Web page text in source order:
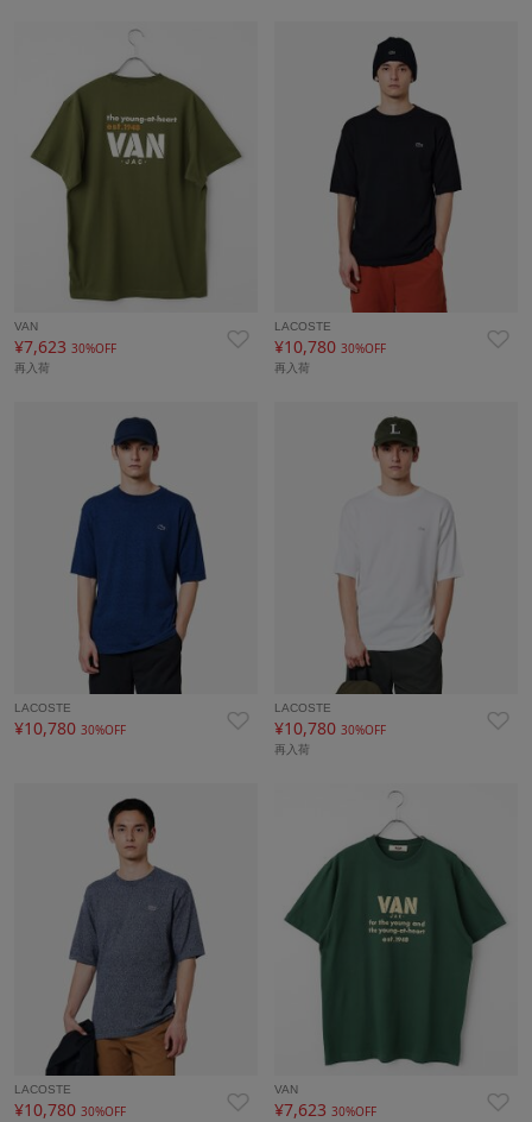
VAN
¥7,623 30%OFF
再入荷
LACOSTE
¥10,78030%OFF
再入荷
LACOSTE
¥10,780 30%OFF
LACOSTE
¥10,78030%OFF
再入荷
LACOSTE
¥10,780 30%OFF
VAN
¥7,62330%OFF